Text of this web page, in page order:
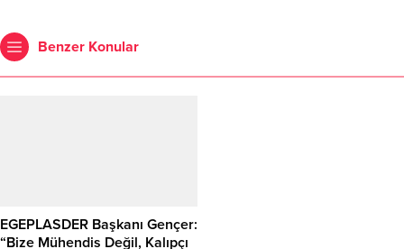
Benzer Konular
EGEPLASDER Başkanı Gençer:
“Bize Mühendis Değil, Kalıpçı